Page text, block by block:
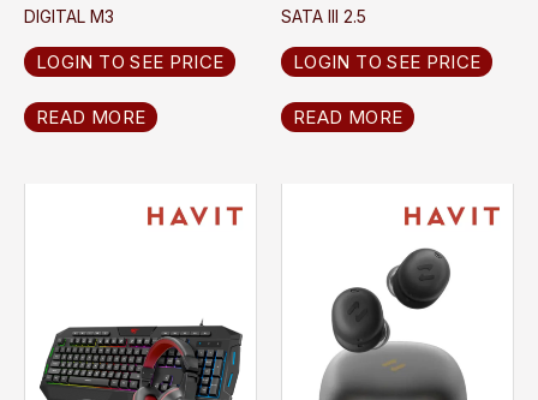
DIGITAL M3
LOGIN TO SEE PRICE
READ MORE
SATA III 2.5
LOGIN TO SEE PRICE
READ MORE